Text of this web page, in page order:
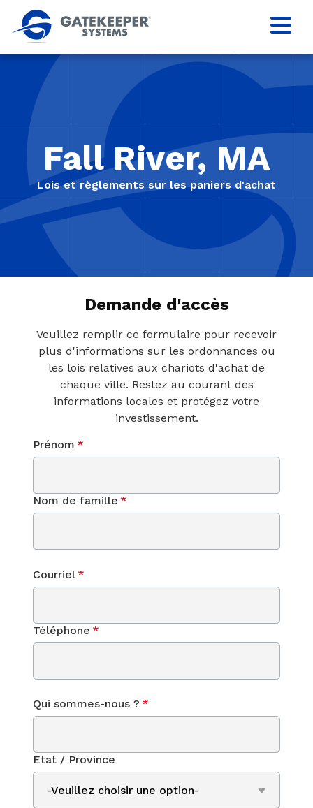
Fall River, MA
Lois et règlements sur les paniers d'achat
Demande d'accès
Veuillez remplir ce formulaire pour recevoir
plus d'informations sur les ordonnances ou
les lois relatives aux chariots d'achat de
chaque ville. Restez au courant des
informations locales et protégez votre
investissement.
Prénom *
Nom de famille *
Courriel *
Téléphone *
Qui sommes-nous ? *
Etat / Province